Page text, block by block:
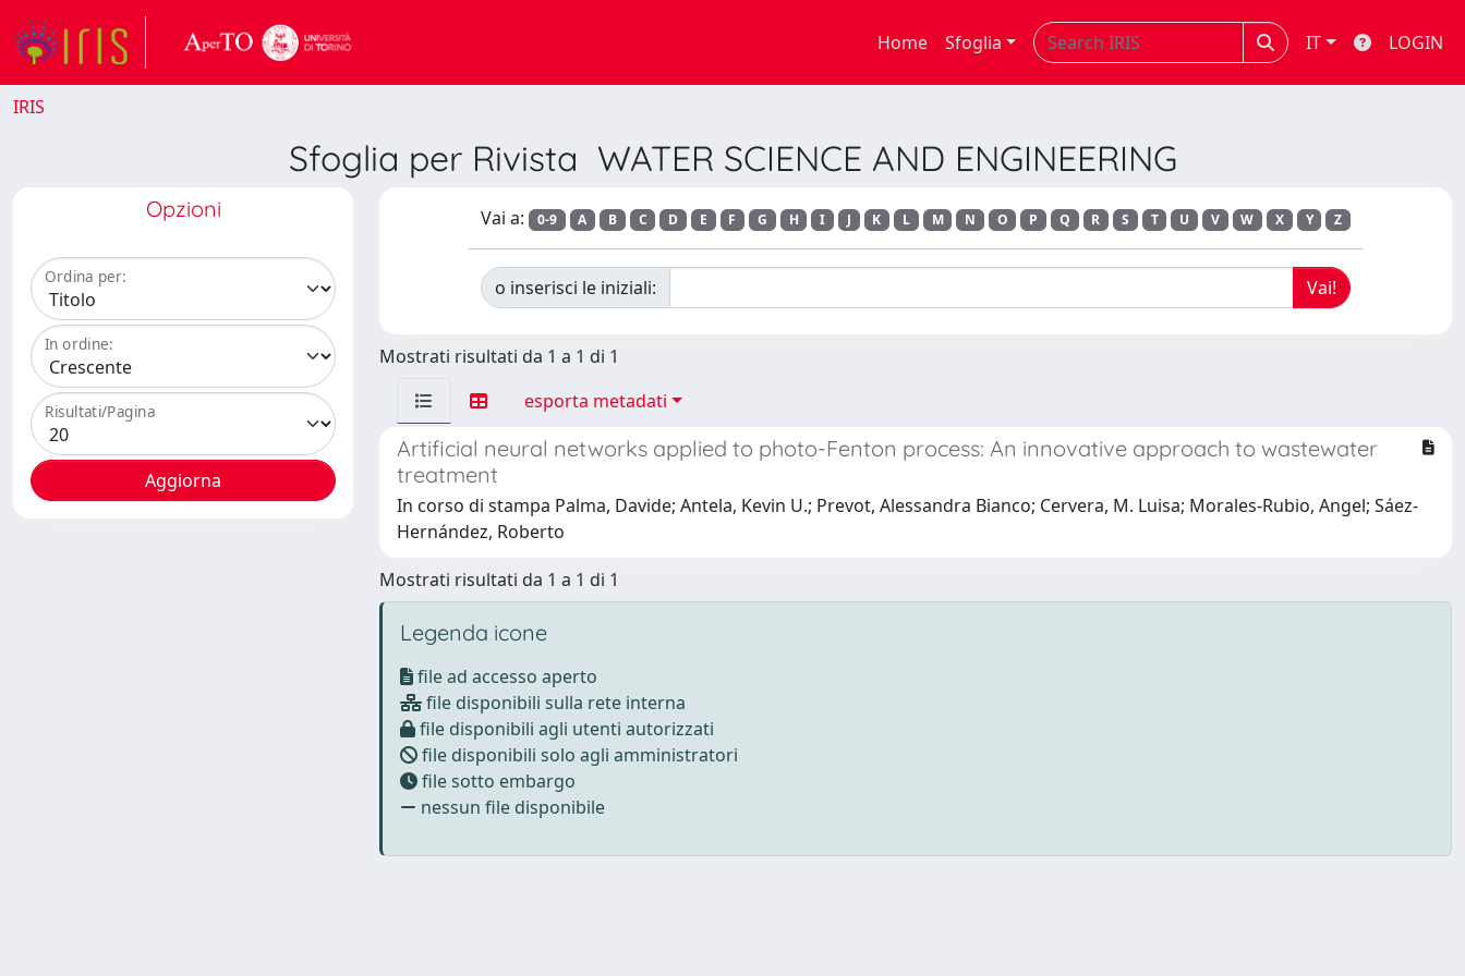
Home Sfoglia IT LOGIN
IRIS
Sfoglia per Rivista WATER SCIENCE AND ENGINEERING
Opzioni
Ordina per:
In ordine:
Risultati/Pagina
Vai a: 0-9 A B C D E F G H I J K L M N O P Q R S T U V W X Y Z
o inserisci le iniziali:
Mostrati risultati da 1 a 1 di 1
esporta metadati
Artificial neural networks applied to photo-Fenton process: An innovative approach to wastewater
treatment
In corso di stampa Palma, Davide; Antela, Kevin U.; Prevot, Alessandra Bianco; Cervera, M. Luisa; Morales-Rubio, Angel; Sáez-
Hernández, Roberto
Mostrati risultati da 1 a 1 di 1
Legenda icone
file ad accesso aperto
file disponibili sulla rete interna
file disponibili agli utenti autorizzati
file disponibili solo agli amministratori
file sotto embargo
nessun file disponibile